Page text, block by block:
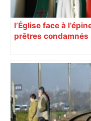
l’Église face à
prêtres condamnés